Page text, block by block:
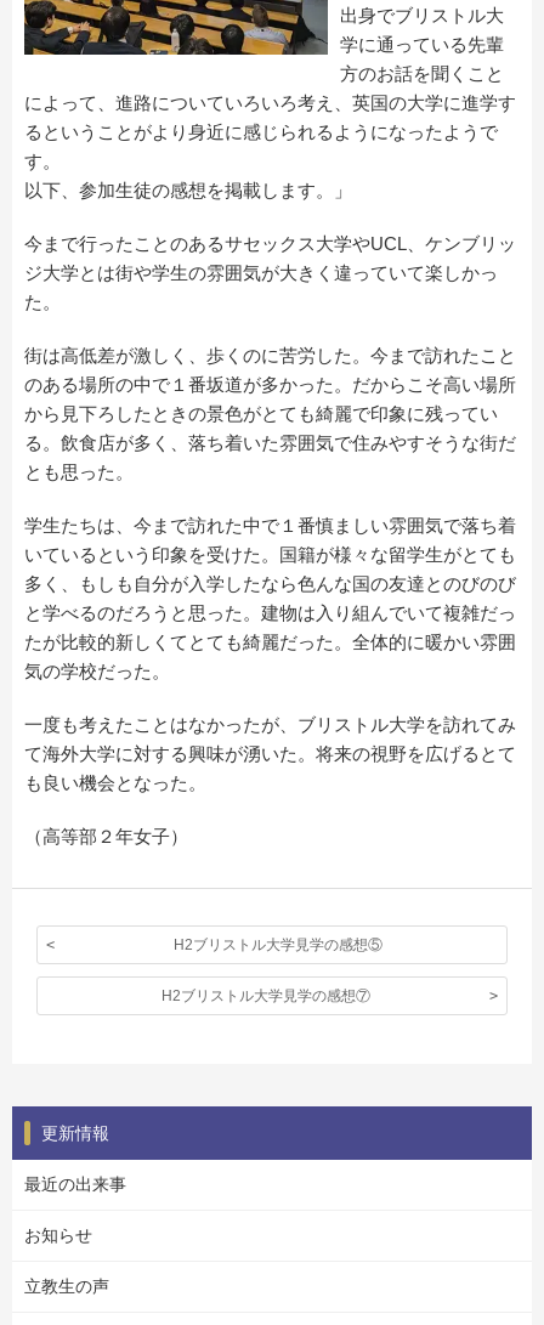
出身でブリストル大
学に通っている先輩
方のお話を聞くこと
によって、進路についていろいろ考え、英国の大学に進学す
るということがより身近に感じられるようになったようで
す。
以下、参加生徒の感想を掲載します。」
今まで行ったことのあるサセックス大学やUCL、ケンブリッ
ジ大学とは街や学生の雰囲気が大きく違っていて楽しかっ
た。
街は高低差が激しく、歩くのに苦労した。今まで訪れたこと
のある場所の中で１番坂道が多かった。だからこそ高い場所
から見下ろしたときの景色がとても綺麗で印象に残ってい
る。飲食店が多く、落ち着いた雰囲気で住みやすそうな街だ
とも思った。
学生たちは、今まで訪れた中で１番慎ましい雰囲気で落ち着
いているという印象を受けた。国籍が様々な留学生がとても
多く、もしも自分が入学したなら色んな国の友達とのびのび
と学べるのだろうと思った。建物は入り組んでいて複雑だっ
たが比較的新しくてとても綺麗だった。全体的に暖かい雰囲
気の学校だった。
一度も考えたことはなかったが、ブリストル大学を訪れてみ
て海外大学に対する興味が湧いた。将来の視野を広げるとて
も良い機会となった。
（高等部２年女子）
H2ブリストル大学見学の感想⑤
H2ブリストル大学見学の感想⑦
更新情報
最近の出来事
お知らせ
立教生の声